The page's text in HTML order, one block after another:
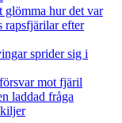
glömma hur det var
rapsfjärilar efter
sprider sig i
mot fjäril
laddad fråga